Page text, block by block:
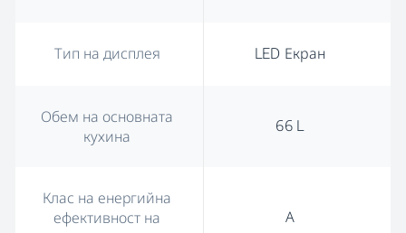
Тип на дисплея LED Екран
Обем на основната
кухина
66 L
Клас на енергийна
ефективност на
А